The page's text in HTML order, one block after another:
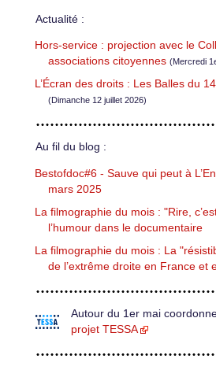
Actualité :
Hors-service : projection avec le
associations citoyennes (Mercredi
L’Écran des droits : Les Balles du
(Dimanche 12 juillet 2026)
Au fil du blog :
Bestofdoc#6 - Sauve qui peut à
mars 2025
La filmographie du mois : "Rire,
l’humour dans le documentaire
La filmographie du mois : La
de l’extrême droite en France et
Autour du 1er mai
projet TESSA